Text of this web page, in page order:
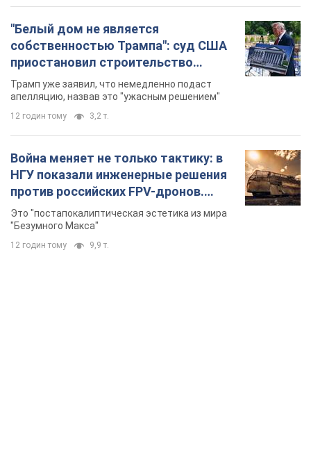
"Белый дом не является
собственностью Трампа": суд США
приостановил строительство
бального зала стоимостью 400 млн
долларов
Трамп уже заявил, что немедленно подаст
апелляцию, назвав это "ужасным решением"
12 годин тому 3,2 т.
Война меняет не только тактику: в
НГУ показали инженерные решения
против российских FPV-дронов.
Фото
Это "постапокалиптическая эстетика из мира
"Безумного Макса"
12 годин тому 9,9 т.